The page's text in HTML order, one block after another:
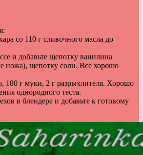
со 110 г сливочного масла до
и добавьте щепотку ванилина
ножа), щепотку соли. Все хорошо
180 г муки, 2 г разрыхлителя. Хорошо
однородного теста.
в блендере и добавьте к готовому